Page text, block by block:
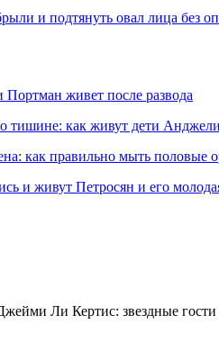
и подтянуть овал лица без
живет после развода
тишине: как живут дети
как правильно мыть половые
и живут Петросян и его
Ли Кертис: звездные